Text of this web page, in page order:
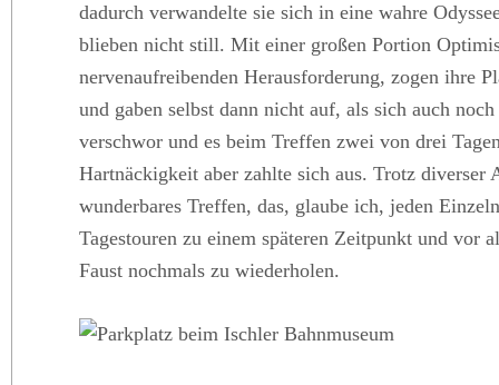
dadurch verwandelte sie sich in eine wahre
blieben nicht still. Mit einer großen Portion
nervenaufreibenden Herausforderung, zogen ihre
und gaben selbst dann nicht auf, als sich auch
verschwor und es beim Treffen zwei von drei
Hartnäckigkeit aber zahlte sich aus. Trotz diverser
wunderbares Treffen, das, glaube ich, jeden
Tagestouren zu einem späteren Zeitpunkt und vor
Faust nochmals zu wiederholen.